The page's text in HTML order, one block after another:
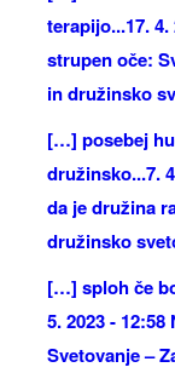
terapijo...17.
strupen oče:
in družinsko
[…] posebej
družinsko...7.
da je družina
družinsko
[…] sploh če
5. 2023 -
Svetovanje –